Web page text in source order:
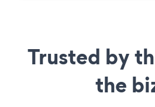
Trusted by
the